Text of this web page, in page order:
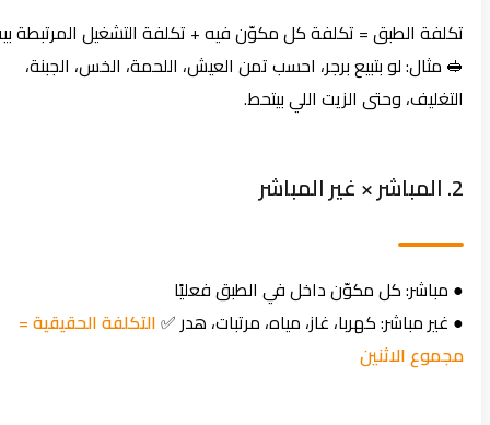
تكلفة الطبق = تكلفة كل مكوّن فيه + تكلفة التشغيل المرتبطة بيه
🥪 مثال: لو بتبيع برجر، احسب تمن العيش، اللحمة، الخس، الجبنة،
التغليف، وحتى الزيت اللي بيتحط.
● مباشر: كل مكوّن داخل في الطبق فعليًا
● غير مباشر: كهربا، غاز، مياه، مرتبات، هدر ✅التكلفة الحقيقية =
مجموع الاثنين